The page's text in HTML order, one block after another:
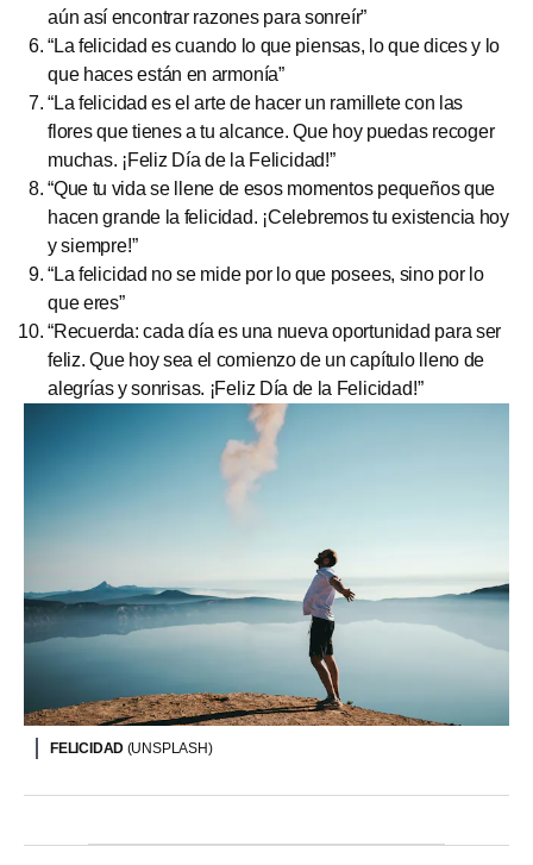
aún así encontrar razones para sonreír”
“La felicidad es cuando lo que piensas, lo que dices y lo
que haces están en armonía”
“La felicidad es el arte de hacer un ramillete con las
flores que tienes a tu alcance. Que hoy puedas recoger
muchas. ¡Feliz Día de la Felicidad!”
“Que tu vida se llene de esos momentos pequeños que
hacen grande la felicidad. ¡Celebremos tu existencia hoy
y siempre!”
“La felicidad no se mide por lo que posees, sino por lo
que eres”
“Recuerda: cada día es una nueva oportunidad para ser
feliz. Que hoy sea el comienzo de un capítulo lleno de
alegrías y sonrisas. ¡Feliz Día de la Felicidad!”
FELICIDAD (UNSPLASH)